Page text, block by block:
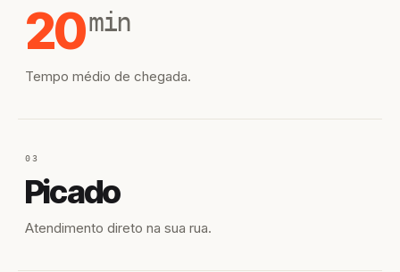
20min
Tempo médio de chegada.
03
Picado
Atendimento direto na sua rua.